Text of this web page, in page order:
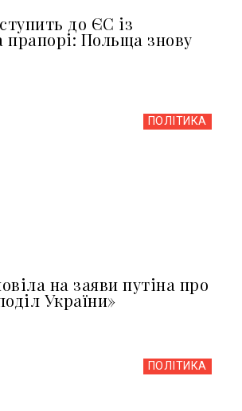
до ЄС із
Польща знову
ПОЛІТИКА
на заяви путіна про
України»
ПОЛІТИКА